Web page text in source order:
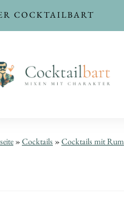
COCKTAILBART
»Cocktails »Cocktails mit Rum